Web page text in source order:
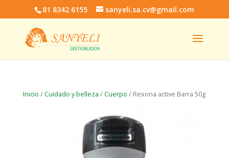
81 8342 6155 sanyeli.sa.cv@gmail.com
Inicio /Cuidado y belleza /Cuerpo / Rexona active Barra 50g